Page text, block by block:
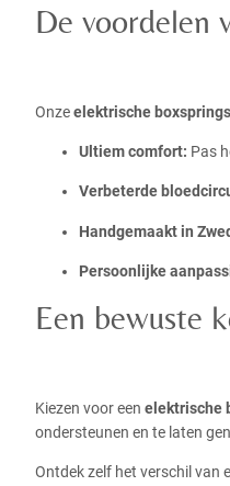
De voordelen
Onzeelektrische boxsprings
Ultiem comfort: Pas
Verbeterde
Handgemaakt in
Persoonlijke
Een bewuste
Kiezen voor een elektrische
ondersteunen en te laten
Ontdek zelf het verschil van